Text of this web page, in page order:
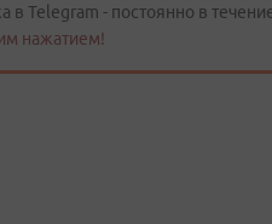
в Telegram - постоянно в
нажатием!